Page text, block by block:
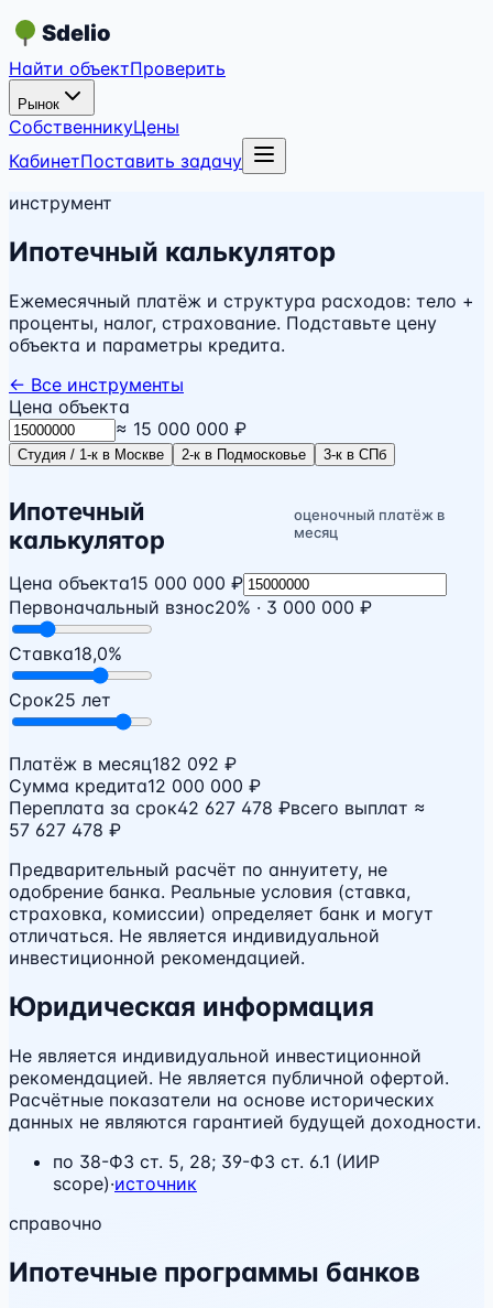
Sdelio
Найти объектПроверить
Рынок
СобственникуЦены
КабинетПоставить задачу
инструмент
Ипотечный калькулятор
Ежемесячный платёж и структура расходов: тело +
проценты, налог, страхование. Подставьте цену
объекта и параметры кредита.
← Все инструменты
Цена объекта
≈ 15 000 000 ₽
Студия / 1-к в Москве 2-к в Подмосковье 3-к в СПб
Ипотечный
калькулятор
оценочный платёж в
месяц
Цена объекта15 000 000 ₽
Первоначальный взнос20% · 3 000 000 ₽
Ставка18,0%
Срок25 лет
Платёж в месяц182 092 ₽
Сумма кредита12 000 000 ₽
Переплата за срок42 627 478 ₽всего выплат ≈
57 627 478 ₽
Предварительный расчёт по аннуитету, не
одобрение банка. Реальные условия (ставка,
страховка, комиссии) определяет банк и могут
отличаться. Не является индивидуальной
инвестиционной рекомендацией.
Юридическая информация
Не является индивидуальной инвестиционной
рекомендацией. Не является публичной офертой.
Расчётные показатели на основе исторических
данных не являются гарантией будущей доходности.
по 38-ФЗ ст. 5, 28; 39-ФЗ ст. 6.1 (ИИР
scope)·источник
справочно
Ипотечные программы банков